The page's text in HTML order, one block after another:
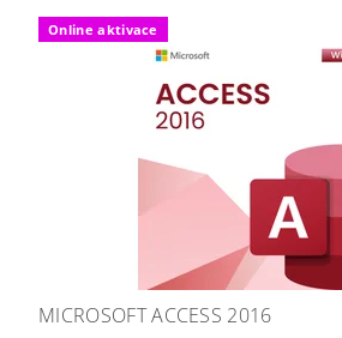
Online aktivace
MICROSOFT ACCESS 2016